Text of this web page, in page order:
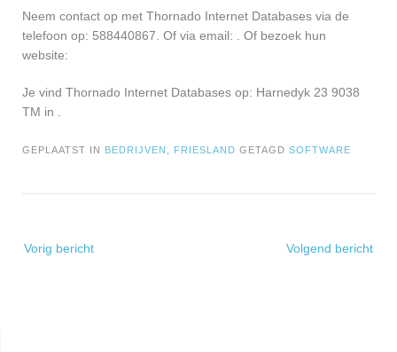
Neem contact op met Thornado Internet Databases via de
telefoon op: 588440867. Of via email:
. Of bezoek hun
website:
Je vind Thornado Internet Databases op: Harnedyk 23 9038
TM in .
GEPLAATST IN BEDRIJVEN FRIESLAND GETAGD SOFTWARE
navigatie
Vorig bericht Volgend bericht